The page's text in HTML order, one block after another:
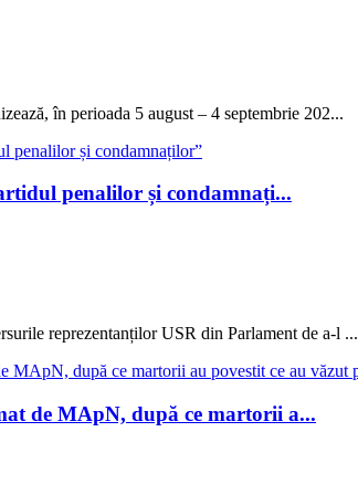
în perioada 5 august – 4 septembrie 202...
penalilor și condamnați...
reprezentanților USR din Parlament de a-l ...
de MApN, după ce martorii a...